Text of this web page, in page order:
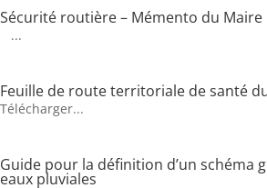
Sécurité routière – Mémento du Maire
...
Feuille de route territoriale de santé
Télécharger...
Guide pour la définition d’un schéma
eaux pluviales